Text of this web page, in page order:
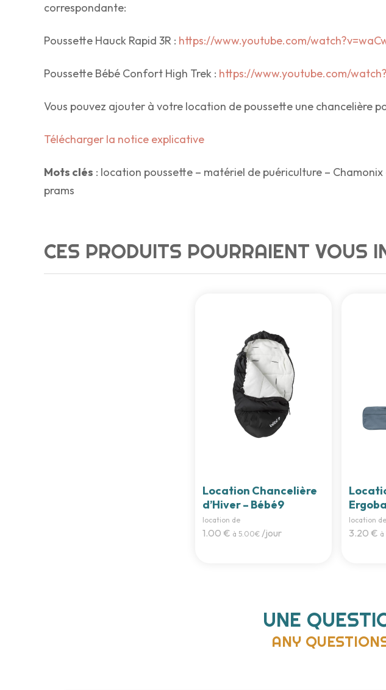
correspondante:
Poussette Hauck Rapid 3R : https://www.youtube.com/
Poussette Bébé Confort High Trek : https://www.youtube.com/
Vous pouvez ajouter à votre location de poussette une chancelière
Télécharger la notice explicative
Mots clés : location poussette – matériel de puériculture –
prams
CES PRODUITS POURRAIENT VOUS
Location Chancelière
d’Hiver – Bébé9
location de
1.00 € à 5.00€ /jour
location de
3.20 €
UNE
ANY